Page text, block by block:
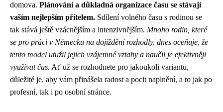
domova. Plánování a důkladná organizace času se stávají
vaším nejlepším přítelem. Sdílení volného času s rodinou se
tak stává ještě vzácnějším a intenzivnějším. Mnoho rodin, které
se pro práci v Německu na dojíždění rozhodly, dnes oceňuje, že
tento model utužil jejich vzájemné vztahy a naučil je efektivněji
využívat čas. Ať už se rozhodnete pro jakoukoli variantu,
důležité je, aby vám přinášela radost a pocit naplnění, a to jak po
profesní, tak i po osobní stránce.